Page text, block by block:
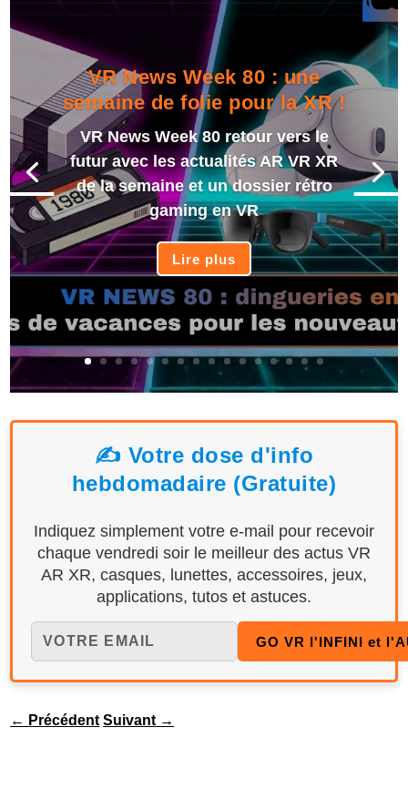
VR News Week 80 : une
semaine de folie pour la XR !
VR News Week 80 retour vers le
futur avec les actualités AR VR XR
de la semaine et un dossier rétro
gaming en VR
Lire plus
✍️ Votre dose d'info
hebdomadaire (Gratuite)
Indiquez simplement votre e-mail pour recevoir
chaque vendredi soir le meilleur des actus VR
AR XR, casques, lunettes, accessoires, jeux,
applications, tutos et astuces.
← Précédent Suivant→